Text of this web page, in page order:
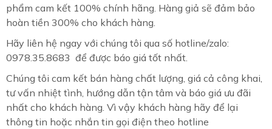
phẩm cam kết 100% chính hãng. Hàng giả sẽ đảm bảo
hoàn tiền 300% cho khách hàng.
Hãy liên hệ ngay với chúng tôi qua số hotline/zalo:
0978.35.8683 để được báo giá tốt nhất.
Chúng tôi cam kết bán hàng chất lượng, giá cả công khai,
tư vấn nhiệt tình, hướng dẫn tận tâm và báo giá ưu đãi
nhất cho khách hàng. Vì vậy khách hàng hãy để lại
thông tin hoặc nhắn tin gọi điện theo hotline